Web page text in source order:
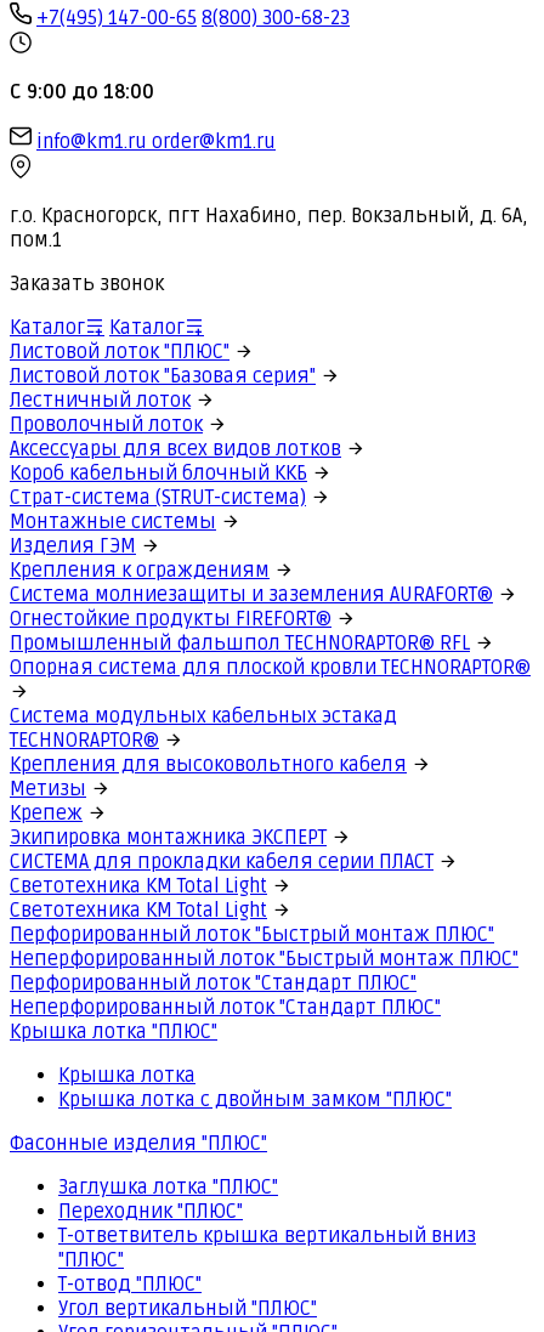
+7(495) 147-00-65 8(800) 300-68-23
С 9:00 до 18:00
info@km1.ru order@km1.ru
г.о. Красногорск, пгт Нахабино, пер. Вокзальный, д. 6А,
пом.1
Заказать звонок
Каталог
Каталог
Листовой лоток "ПЛЮС"
Листовой лоток "Базовая серия"
Лестничный лоток
Проволочный лоток
Аксессуары для всех видов лотков
Короб кабельный блочный ККБ
Страт-система (STRUT-система)
Монтажные системы
Изделия ГЭМ
Крепления к ограждениям
Система молниезащиты и заземления AURAFORT®
Огнестойкие продукты FIREFORT®
Промышленный фальшпол TECHNORAPTOR® RFL
Опорная система для плоской кровли TECHNORAPTOR®
Система модульных кабельных эстакад
TECHNORAPTOR®
Крепления для высоковольтного кабеля
Метизы
Крепеж
Экипировка монтажника ЭКСПЕРТ
СИСТЕМА для прокладки кабеля серии ПЛАСТ
Светотехника КМ Total Light
Светотехника КМ Total Light
Перфорированный лоток "Быстрый монтаж ПЛЮС"
Неперфорированный лоток "Быстрый монтаж ПЛЮС"
Перфорированный лоток "Стандарт ПЛЮС"
Неперфорированный лоток "Стандарт ПЛЮС"
Крышка лотка "ПЛЮС"
Крышка лотка
Крышка лотка с двойным замком "ПЛЮС"
Фасонные изделия "ПЛЮС"
Заглушка лотка "ПЛЮС"
Переходник "ПЛЮС"
Т-ответвитель крышка вертикальный вниз
"ПЛЮС"
Т-отвод "ПЛЮС"
Угол вертикальный "ПЛЮС"